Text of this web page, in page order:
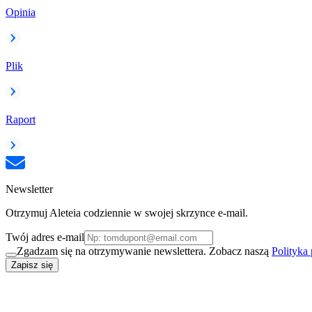
Opinia
Plik
Raport
Newsletter
Otrzymuj Aleteia codziennie w swojej skrzynce e-mail.
Twój adres e-mail
Zgadzam się na otrzymywanie newslettera. Zobacz naszą Polityka
Zapisz się